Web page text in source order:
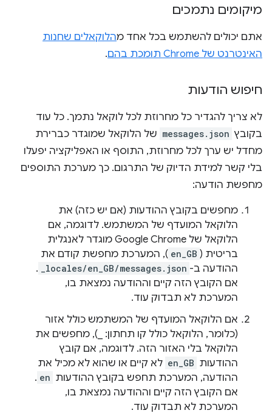
מיקומים נתמכים
אתם יכולים להשתמש בכל אחד מהלוקאלים שחנות
האינטרנט של Chrome תומכת בהם
.
חיפוש הודעות
לא צריך להגדיר כל מחרוזת לכל לוקאל נתמך. כל עוד
בקובץ messages.json של הלוקאל שמוגדר כברירת
מחדל יש ערך לכל מחרוזת, התוסף או האפליקציה יפעלו
בלי קשר למידת הדיוק של התרגום. כך מערכת התוספים
מחפשת הודעה:
מחפשים בקובץ ההודעות (אם יש כזה) את
הלוקאל המועדף של המשתמש. לדוגמה, אם
הלוקאל של Google Chrome מוגדר לאנגלית
בריטית ( en_GB ), המערכת מחפשת קודם את
ההודעה ב- _locales/en_GB/messages.json
.
אם הקובץ הזה קיים וההודעה נמצאת בו,
המערכת לא תבדוק עוד.
אם הלוקאל המועדף של המשתמש כולל אזור
(כלומר, הלוקאל כולל קו תחתון: _), מחפשים את
הלוקאל בלי האזור הזה. לדוגמה, אם קובץ
ההודעות en_GB לא קיים או שהוא לא מכיל את
ההודעה, המערכת תחפש בקובץ ההודעות en
.
אם הקובץ הזה קיים וההודעה נמצאת בו,
המערכת לא תבדוק עוד.